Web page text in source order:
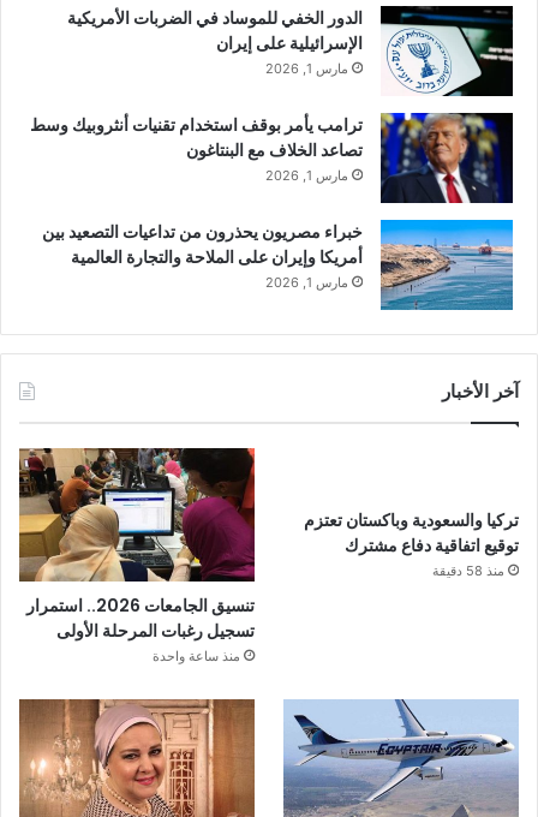
الدور الخفي للموساد في الضربات الأمريكية
الإسرائيلية على إيران
مارس 1, 2026
ترامب يأمر بوقف استخدام تقنيات أنثروبيك وسط
تصاعد الخلاف مع البنتاغون
مارس 1, 2026
خبراء مصريون يحذرون من تداعيات التصعيد بين
أمريكا وإيران على الملاحة والتجارة العالمية
مارس 1, 2026
آخر الأخبار
تركيا والسعودية وباكستان تعتزم
توقيع اتفاقية دفاع مشترك
منذ 58 دقيقة
تنسيق الجامعات 2026.. استمرار
تسجيل رغبات المرحلة الأولى
منذ ساعة واحدة